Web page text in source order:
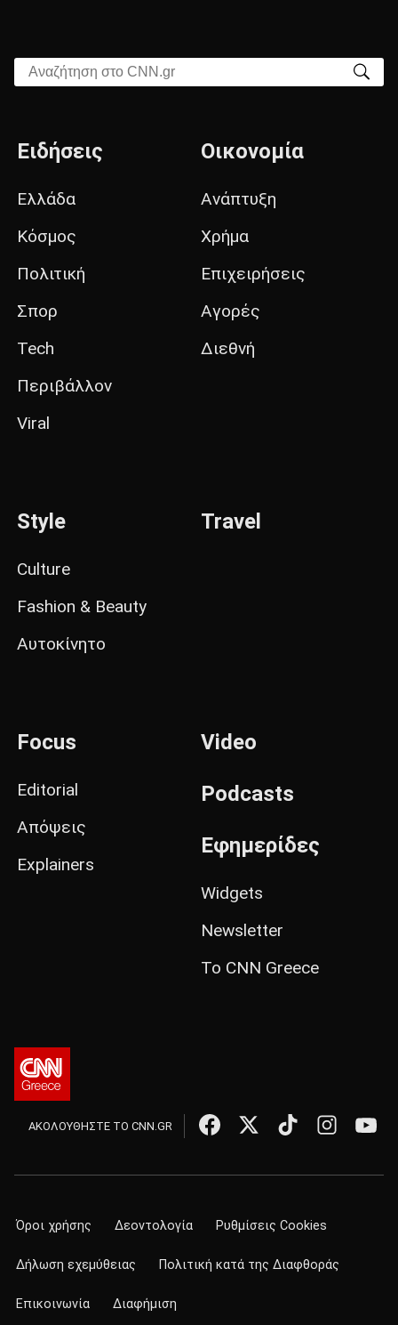
Αναζήτηση στο CNN.gr
Ειδήσεις
Ελλάδα
Κόσμος
Πολιτική
Σπορ
Tech
Περιβάλλον
Viral
Οικονομία
Ανάπτυξη
Χρήμα
Επιχειρήσεις
Αγορές
Διεθνή
Style
Culture
Fashion & Beauty
Αυτοκίνητο
Travel
Focus
Editorial
Απόψεις
Explainers
Video
Podcasts
Εφημερίδες
Widgets
Newsletter
Το CNN Greece
ΑΚΟΛΟΥΘΗΣΤΕ ΤΟ CNN.GR
Όροι χρήσης Δεοντολογία Ρυθμίσεις Cookies
Δήλωση εχεμύθειας Πολιτική κατά της Διαφθοράς
Επικοινωνία Διαφήμιση